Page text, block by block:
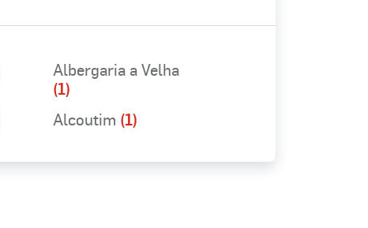
Albergaria a Velha
(1)
Alcoutim (1)